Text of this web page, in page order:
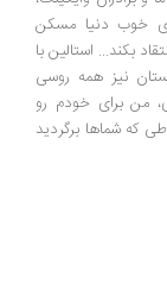
دنیا مسکن
استالین با
همه روسی
خودم رو
برگردید